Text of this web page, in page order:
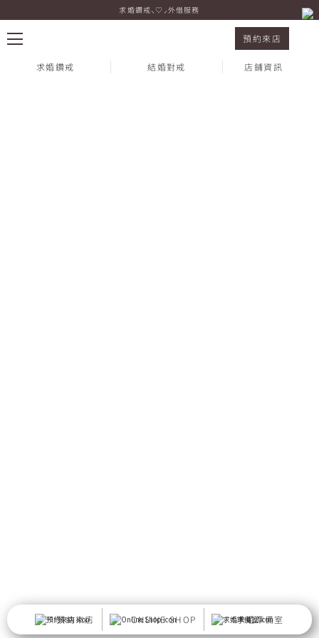
12. 7 Sparkle Winter Campaign 浪漫冬季璀璨
求婚鑽戒⸜♡⸝外借服務
預約來店
求婚鑽戒 結婚對戒 店鋪資訊
預約來店 ONLINE SHOP 求婚準備室